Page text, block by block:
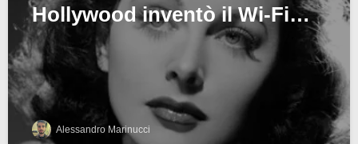
Hollywood inventò il Wi-Fi…
Alessandro Marinucci